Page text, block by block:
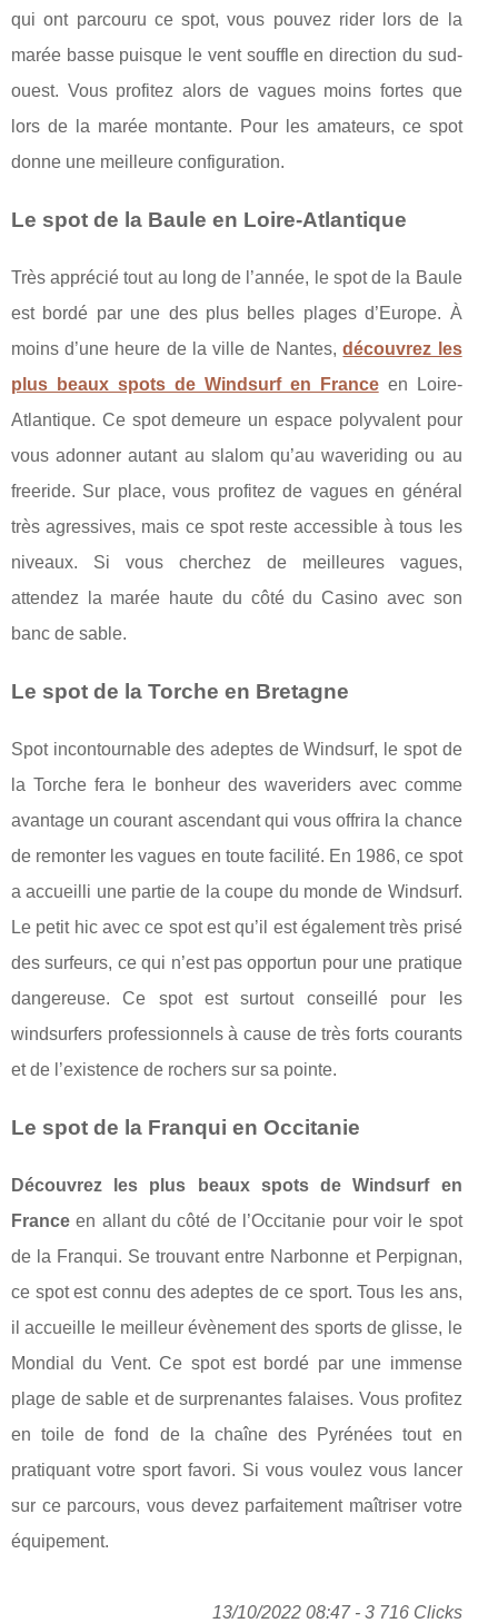
qui ont parcouru ce spot, vous pouvez rider lors de la
marée basse puisque le vent souffle en direction du sud-
ouest. Vous profitez alors de vagues moins fortes que
lors de la marée montante. Pour les amateurs, ce spot
donne une meilleure configuration.
Le spot de la Baule en Loire-Atlantique
Très apprécié tout au long de l’année, le spot de la Baule
est bordé par une des plus belles plages d’Europe. À
moins d’une heure de la ville de Nantes,découvrez les
plus beaux spots de Windsurf en Franceen Loire-
Atlantique. Ce spot demeure un espace polyvalent pour
vous adonner autant au slalom qu’au waveriding ou au
freeride. Sur place, vous profitez de vagues en général
très agressives, mais ce spot reste accessible à tous les
niveaux. Si vous cherchez de meilleures vagues,
attendez la marée haute du côté du Casino avec son
banc de sable.
Le spot de la Torche en Bretagne
Spot incontournable des adeptes de Windsurf, le spot de
la Torche fera le bonheur des waveriders avec comme
avantage un courant ascendant qui vous offrira la chance
de remonter les vagues en toute facilité. En 1986, ce spot
a accueilli une partie de la coupe du monde de Windsurf.
Le petit hic avec ce spot est qu’il est également très prisé
des surfeurs, ce qui n’est pas opportun pour une pratique
dangereuse. Ce spot est surtout conseillé pour les
windsurfers professionnels à cause de très forts courants
et de l’existence de rochers sur sa pointe.
Le spot de la Franqui en Occitanie
Découvrez les plus beaux spots de Windsurf en
France en allant du côté de l’Occitanie pour voir le spot
de la Franqui. Se trouvant entre Narbonne et Perpignan,
ce spot est connu des adeptes de ce sport. Tous les ans,
il accueille le meilleur évènement des sports de glisse, le
Mondial du Vent. Ce spot est bordé par une immense
plage de sable et de surprenantes falaises. Vous profitez
en toile de fond de la chaîne des Pyrénées tout en
pratiquant votre sport favori. Si vous voulez vous lancer
sur ce parcours, vous devez parfaitement maîtriser votre
équipement.
13/10/2022 08:47 - 3 716 Clicks